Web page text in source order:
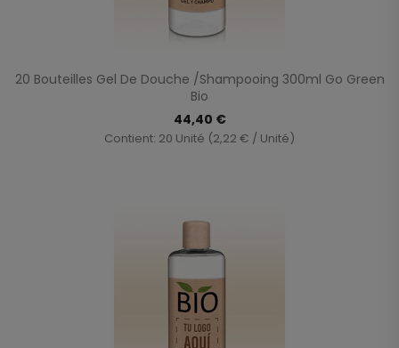
20 Bouteilles Gel De Douche /shampooing 300ml Go Green
Bio
44,40 €
Contient: 20 Unité (2,22 € / Unité)